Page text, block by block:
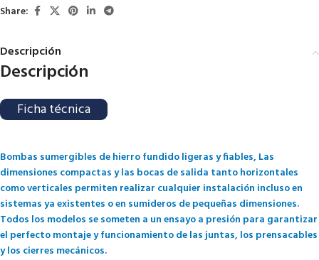
Share:
Descripción
Descripción
Ficha técnica
Bombas sumergibles de hierro fundido ligeras y fiables, Las
dimensiones compactas y las bocas de salida tanto horizontales
como verticales permiten realizar cualquier instalación incluso en
sistemas ya existentes o en sumideros de pequeñas dimensiones.
Todos los modelos se someten a un ensayo a presión para garantizar
el perfecto montaje y funcionamiento de las juntas, los prensacables
y los cierres mecánicos.